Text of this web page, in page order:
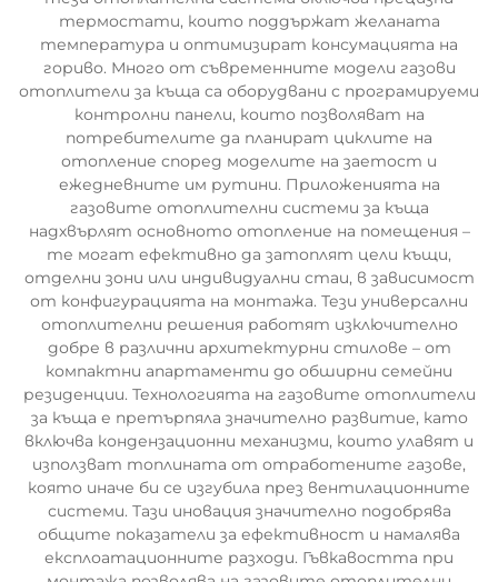
термостати, които поддържат желаната
температура и оптимизират консумацията на
гориво. Много от съвременните модели газови
отоплители за къща са оборудвани с програмируеми
контролни панели, които позволяват на
потребителите да планират циклите на
отопление според моделите на заетост и
ежедневните им рутини. Приложенията на
газовите отоплителни системи за къща
надхвърлят основното отопление на помещения –
те могат ефективно да затоплят цели къщи,
отделни зони или индивидуални стаи, в зависимост
от конфигурацията на монтажа. Тези универсални
отоплителни решения работят изключително
добре в различни архитектурни стилове – от
компактни апартаменти до обширни семейни
резиденции. Технологията на газовите отоплители
за къща е претърпяла значително развитие, като
включва кондензационни механизми, които улавят и
използват топлината от отработените газове,
която иначе би се изгубила през вентилационните
системи. Тази иновация значително подобрява
общите показатели за ефективност и намалява
експлоатационните разходи. Гъвкавостта при